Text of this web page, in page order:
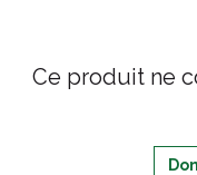
Ce produit ne